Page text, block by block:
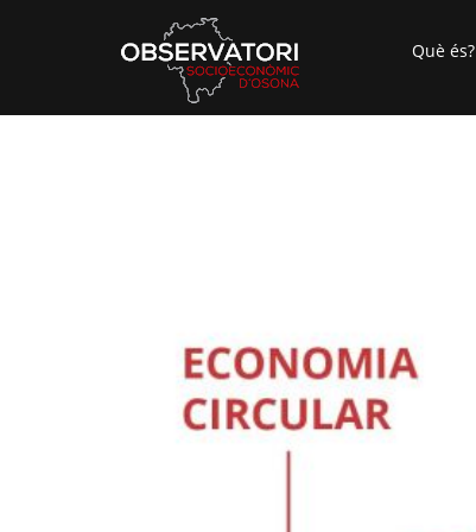
Què és?